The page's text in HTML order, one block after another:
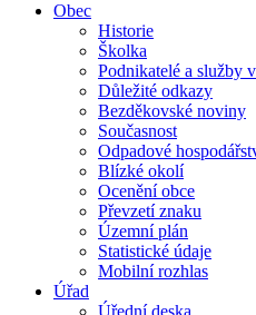
Obec
Historie
Školka
Podnikatelé a služby
Důležité odkazy
Bezděkovské noviny
Současnost
Odpadové
Blízké okolí
Ocenění obce
Převzetí znaku
Územní plán
Statistické údaje
Mobilní rozhlas
Úřad
Úřední deska